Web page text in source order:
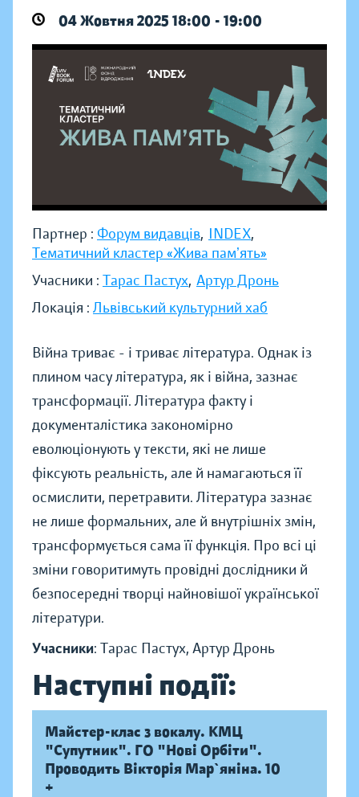
04 Жовтня 2025 18:00 - 19:00
Партнер : Форум видавців, INDEX,
Тематичний кластер «Жива памʼять»
Учасники : Тарас Пастух, Артур Дронь
Локація : Львівський культурний хаб
Війна триває - і триває література. Однак із
плином часу література, як і війна, зазнає
трансформації. Література факту і
документалістика закономірно
еволюціонують у тексти, які не лише
фіксують реальність, але й намагаються її
осмислити, перетравити. Література зазнає
не лише формальних, але й внутрішніх змін,
трансформується сама її функція. Про всі ці
зміни говоритимуть провідні дослідники й
безпосередні творці найновішої української
літератури.
Учасники: Тарас Пастух, Артур Дронь
Наступні події:
Майстер-клас з вокалу. КМЦ
"Супутник". ГО "Нові Орбіти".
Проводить Вікторія Мар`яніна. 10
+